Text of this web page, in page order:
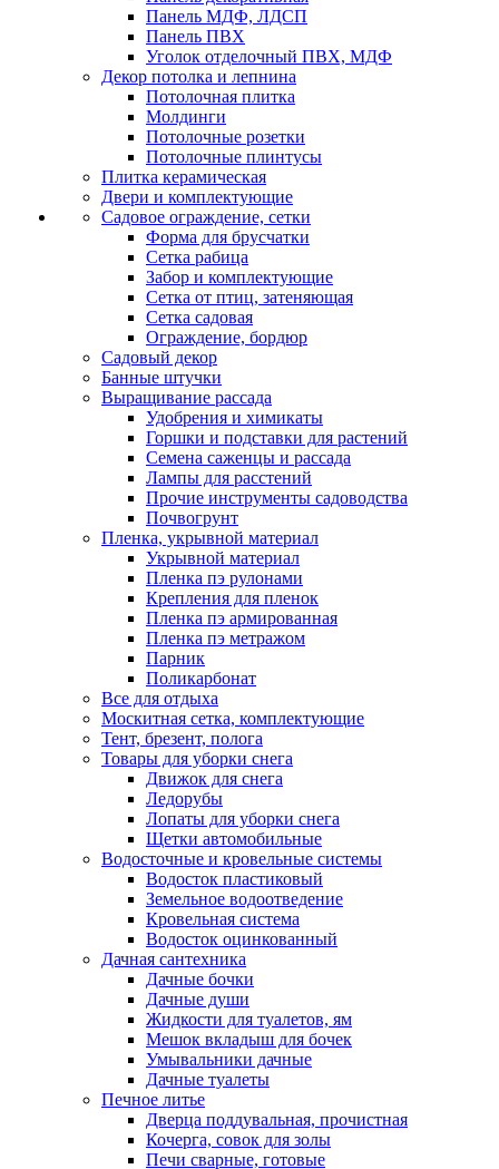
Панель МДФ, ЛДСП
Панель ПВХ
Уголок отделочный ПВХ, МДФ
Декор потолка и лепнина
Потолочная плитка
Молдинги
Потолочные розетки
Потолочные плинтусы
Плитка керамическая
Двери и комплектующие
Садовое ограждение, сетки
Форма для брусчатки
Сетка рабица
Забор и комплектующие
Сетка от птиц, затеняющая
Сетка садовая
Ограждение, бордюр
Садовый декор
Банные штучки
Выращивание рассада
Удобрения и химикаты
Горшки и подставки для растений
Семена саженцы и рассада
Лампы для расстений
Прочие инструменты садоводства
Почвогрунт
Пленка, укрывной материал
Укрывной материал
Пленка пэ рулонами
Крепления для пленок
Пленка пэ армированная
Пленка пэ метражом
Парник
Поликарбонат
Все для отдыха
Москитная сетка, комплектующие
Тент, брезент, полога
Товары для уборки снега
Движок для снега
Ледорубы
Лопаты для уборки снега
Щетки автомобильные
Водосточные и кровельные системы
Водосток пластиковый
Земельное водоотведение
Кровельная система
Водосток оцинкованный
Дачная сантехника
Дачные бочки
Дачные души
Жидкости для туалетов, ям
Мешок вкладыш для бочек
Умывальники дачные
Дачные туалеты
Печное литье
Дверца поддувальная, прочистная
Кочерга, совок для золы
Печи сварные, готовые